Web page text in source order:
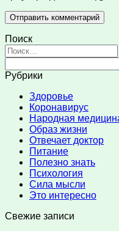
Поиск
Search
for:
Рубрики
Здоровье
Коронавирус
Народная
Образ жизни
Отвечает доктор
Питание
Полезно знать
Психология
Сила мысли
Это интересно
Свежие записи